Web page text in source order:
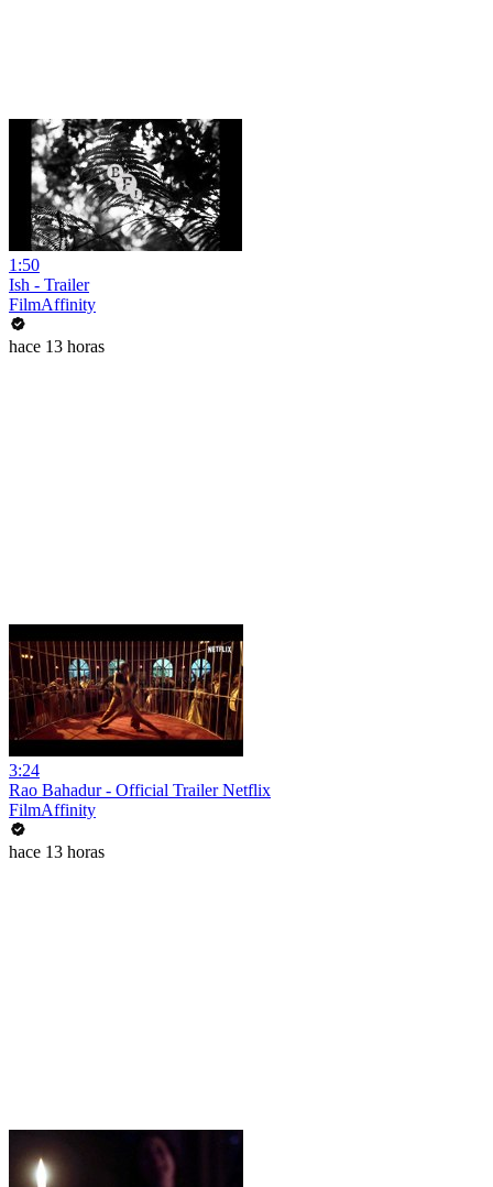
1:50
Ish - Trailer
FilmAffinity
hace 13 horas
3:24
Rao Bahadur - Official Trailer Netflix
FilmAffinity
hace 13 horas